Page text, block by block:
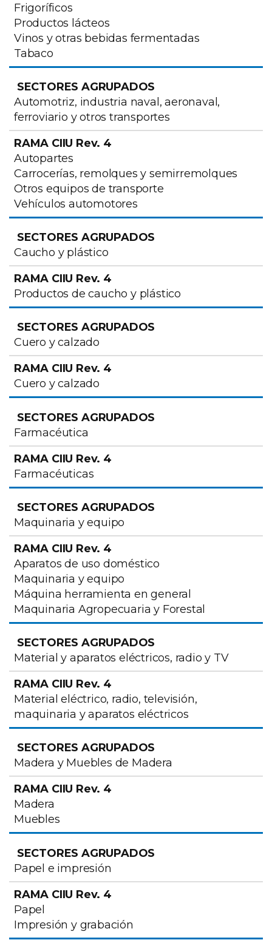
Frigoríficos
Productos lácteos
Vinos y otras bebidas fermentadas
Tabaco
Automotriz, industria naval, aeronaval,
ferroviario y otros transportes
Autopartes
Carrocerías, remolques y semirremolques
Otros equipos de transporte
Vehículos automotores
Caucho y plástico
Productos de caucho y plástico
Cuero y calzado
Cuero y calzado
Farmacéutica
Farmacéuticas
Maquinaria y equipo
Aparatos de uso doméstico
Maquinaria y equipo
Máquina herramienta en general
Maquinaria Agropecuaria y Forestal
Material y aparatos eléctricos, radio y TV
Material eléctrico, radio, televisión,
maquinaria y aparatos eléctricos
Madera y Muebles de Madera
Madera
Muebles
Papel e impresión
Papel
Impresión y grabación